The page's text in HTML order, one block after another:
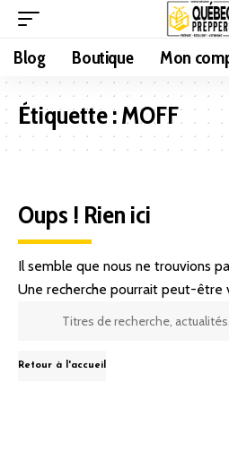
Blog Boutique Mon
Étiquette :MOFF
Oups ! Rien ici
Il semble que nous ne trouvions
Une recherche pourrait peut-être
Retour à l'accueil